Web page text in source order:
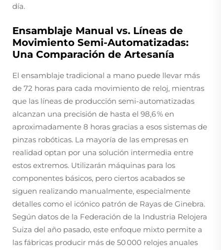
día.
Ensamblaje Manual vs. Líneas de
Movimiento Semi-Automatizadas:
Una Comparación de Artesanía
El ensamblaje tradicional a mano puede llevar más
de 72 horas para cada movimiento de reloj, mientras
que las líneas de producción semi-automatizadas
alcanzan una precisión de hasta el 98,6 % en
aproximadamente 8 horas gracias a esos sistemas de
pinzas robóticas. La mayoría de las empresas en
realidad optan por una solución intermedia entre
estos extremos. Utilizarán máquinas para los
componentes básicos, pero ciertos acabados se
siguen realizando manualmente, especialmente
detalles como el icónico patrón de Rayas de Ginebra.
Según datos de la Federación de la Industria Relojera
Suiza del año pasado, este enfoque mixto permite a
las fábricas producir más de 50 000 relojes anuales